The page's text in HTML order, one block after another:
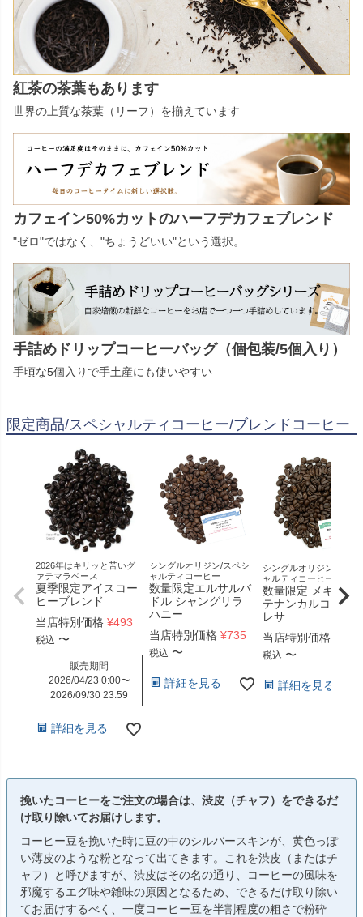
紅茶の茶葉もあります
世界の上質な茶葉（リーフ）を揃えています
カフェイン50%カットのハーフデカフェブレンド
"ゼロ"ではなく、"ちょうどいい"という選択。
手詰めドリップコーヒーバッグ（個包装/5個入り）
手頃な5個入りで手土産にも使いやすい
限定商品/スペシャルティコーヒー/ブレンドコーヒー
2026年はキリッと苦いグ
ァテマラベース
夏季限定アイスコー
ヒーブレンド
当店特別価格 ¥493
税込 〜
販売期間
2026/04/23 0:00〜
2026/09/30 23:59
詳細を見る
シングルオリジン/スペシ
ャルティコーヒー
数量限定エルサルバ
ドル シャングリラ
ハニー
当店特別価格 ¥735
税込 〜
詳細を見る
シングルオリジン/スペシ
ャルティコーヒー
数量限定 メキシコ
テナンカルコ マル
レサ
当店特別価格
税込 〜
詳細を見る
挽いたコーヒーをご注文の場合は、渋皮（チャフ）をできるだ
け取り除いてお届けします。
コーヒー豆を挽いた時に豆の中のシルバースキンが、黄色っぽ
い薄皮のような粉となって出てきます。これを渋皮（またはチ
ャフ）と呼びますが、渋皮はその名の通り、コーヒーの風味を
邪魔するエグ味や雑味の原因となるため、できるだけ取り除い
てお届けするべく、一度コーヒー豆を半割程度の粗さで粉砕